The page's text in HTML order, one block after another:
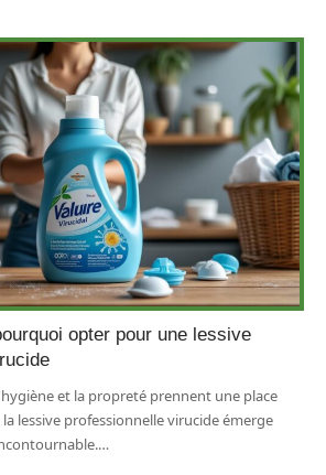
opter pour une lessive
et la propreté prennent une place
lessive professionnelle virucide émerge
…